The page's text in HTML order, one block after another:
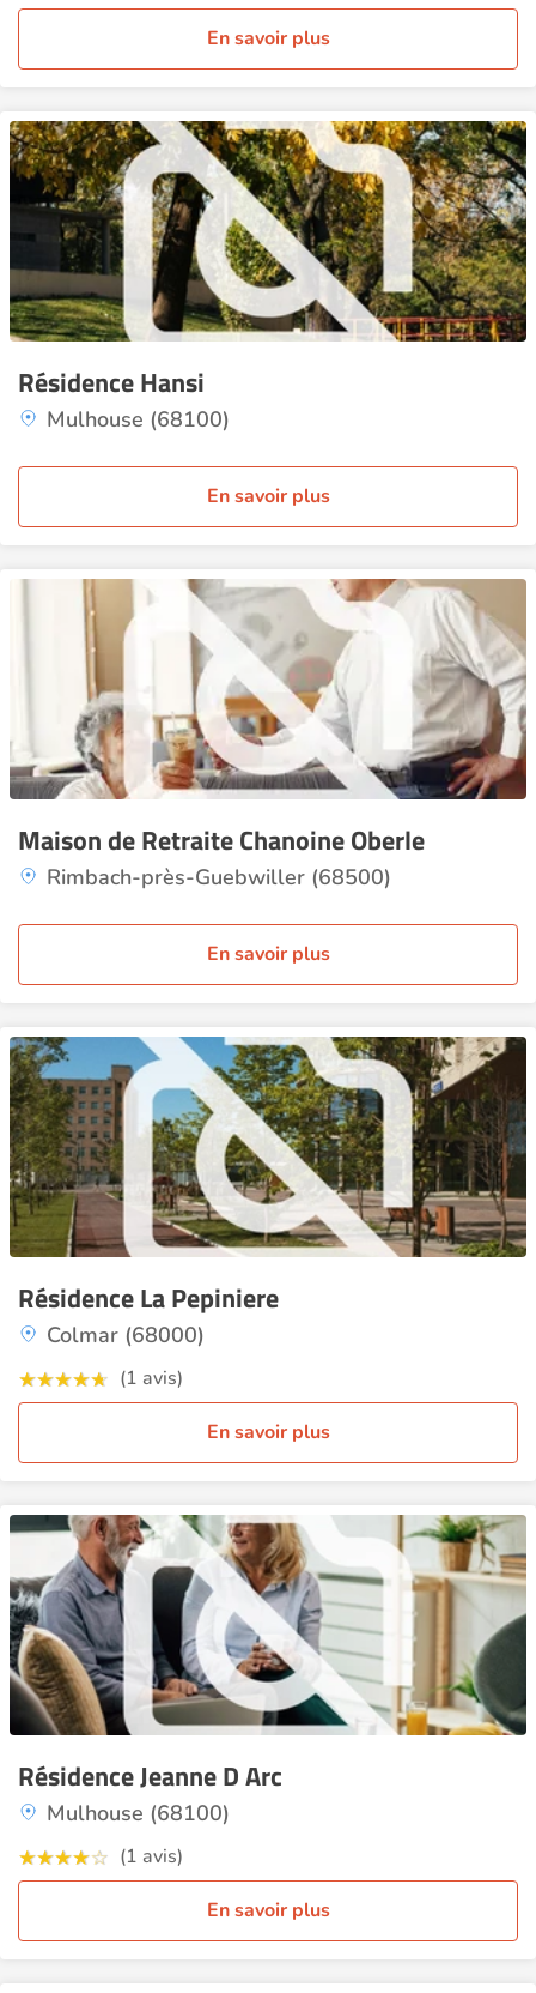
En savoir plus
Résidence Hansi
Mulhouse (68100)
En savoir plus
Maison de Retraite Chanoine Oberle
Rimbach-près-Guebwiller (68500)
En savoir plus
Résidence La Pepiniere
Colmar (68000)
(1 avis)
En savoir plus
Résidence Jeanne D Arc
Mulhouse (68100)
(1 avis)
En savoir plus